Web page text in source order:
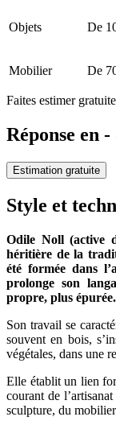
Objets De
Mobilier De
Faites estimer
Réponse en -
Estimation gratuite
Style et
Odile Noll (active
héritière de la
été formée dans
prolonge son
propre, plus épurée.
Son travail se
souvent en bois,
végétales, dans une
Elle établit un lien
courant de
sculpture, du